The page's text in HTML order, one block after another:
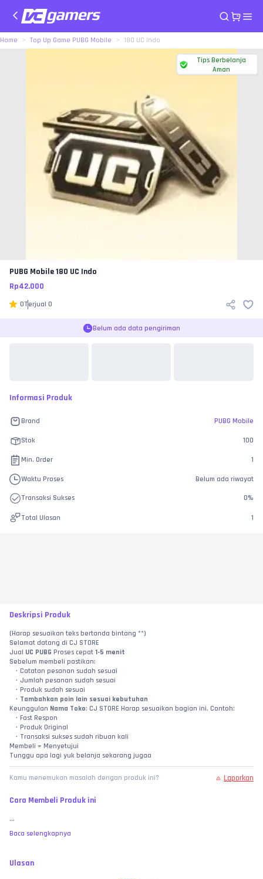
Home Top Up Game PUBG Mobile 180 UC Indo
Tips Berbelanja
Aman
PUBG Mobile180 UC Indo
Rp42.000
0Terjual 0
Belum ada data pengiriman
Informasi Produk
Brand PUBG Mobile
Stok 100
Min. Order 1
Waktu Proses Belum ada riwayat
Transaksi Sukses 0%
Total Ulasan 1
Deskripsi Produk
(Harap sesuaikan teks bertanda bintang **)
Selamat datang di CJ STORE
Jual UC PUBG Proses cepat 1-5 menit
Sebelum membeli pastikan:
Catatan pesanan sudah sesuai
Jumlah pesanan sudah sesuai
Produk sudah sesuai
Tambahkan poin lain sesuai kebutuhan
Keunggulan Nama Toko: CJ STORE Harap sesuaikan bagian ini. Contoh:
Fast Respon
Produk Original
Transaksi sukses sudah ribuan kali
Membeli = Menyetujui
Tunggu apa lagi yuk belanja sekarang jugaa
Kamu menemukan masalah dengan produk ini? Laporkan
Cara Membeli Produk ini
...
Baca selengkapnya
Ulasan